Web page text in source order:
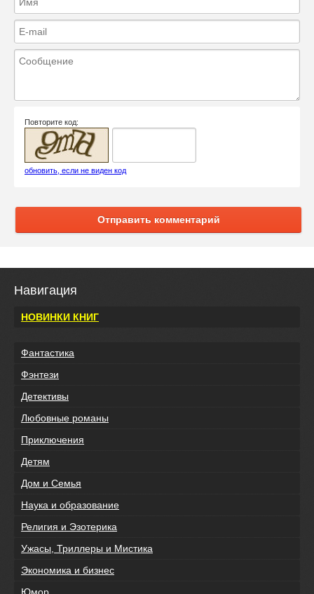
Повторите код:
обновить, если не виден код
Отправить комментарий
Навигация
НОВИНКИ КНИГ
Фантастика
Фэнтези
Детективы
Любовные романы
Приключения
Детям
Дом и Семья
Наука и образование
Религия и Эзотерика
Ужасы, Триллеры и Мистика
Экономика и бизнес
Юмор